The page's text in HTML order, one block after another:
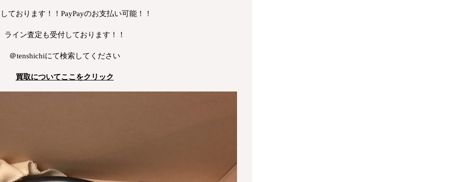
ております！！PayPayのお支払い可能！！
ライン査定も受付しております！！
＠tenshichiにて検索してください
買取についてここをクリック